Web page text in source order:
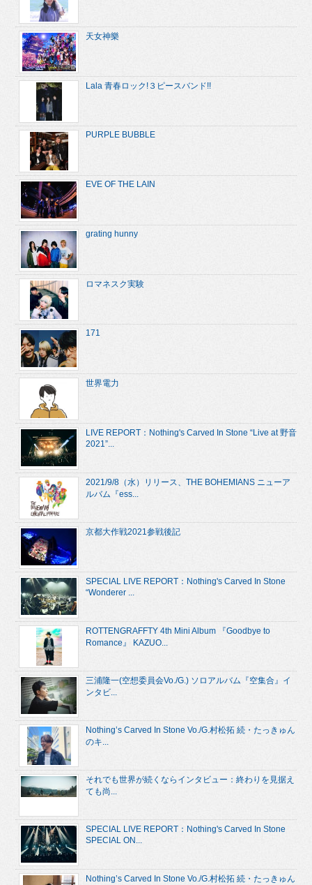
天女神樂
Lala 青春ロック!３ピースバンド!!
PURPLE BUBBLE
EVE OF THE LAIN
grating hunny
ロマネスク実験
171
世界電力
LIVE REPORT：Nothing's Carved In Stone “Live at 野音
2021”...
2021/9/8（水）リリース、THE BOHEMIANS ニューア
ルバム『ess...
京都大作戦2021参戦後記
SPECIAL LIVE REPORT：Nothing's Carved In Stone
“Wonderer ...
ROTTENGRAFFTY 4th Mini Album 『Goodbye to
Romance』 KAZUO...
三浦隆一(空想委員会Vo./G.) ソロアルバム『空集合』イ
ンタビ...
Nothing’s Carved In Stone Vo./G.村松拓 続・たっきゅん
のキ...
それでも世界が続くならインタビュー：終わりを見据え
ても尚...
SPECIAL LIVE REPORT：Nothing's Carved In Stone
SPECIAL ON...
Nothing’s Carved In Stone Vo./G.村松拓 続・たっきゅん